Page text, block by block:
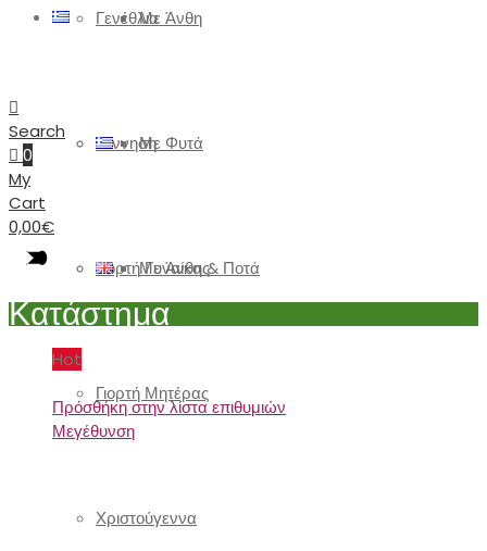
Με Άνθη
Με Φυτά
Με Άνθη & Ποτά
Γενέθλια
Γέννηση
Γιορτή Γυναίκας
Γιορτή Μητέρας
Χριστούγεννα
Search
0
My
Cart
0,00€
Κατάστημα
Hot
Πρόσθήκη στην λίστα επιθυμιών
Μεγέθυνση